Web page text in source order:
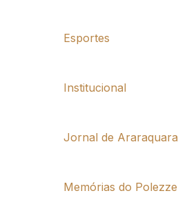
Esportes
Institucional
Jornal de Araraquara
Memórias do Polezze